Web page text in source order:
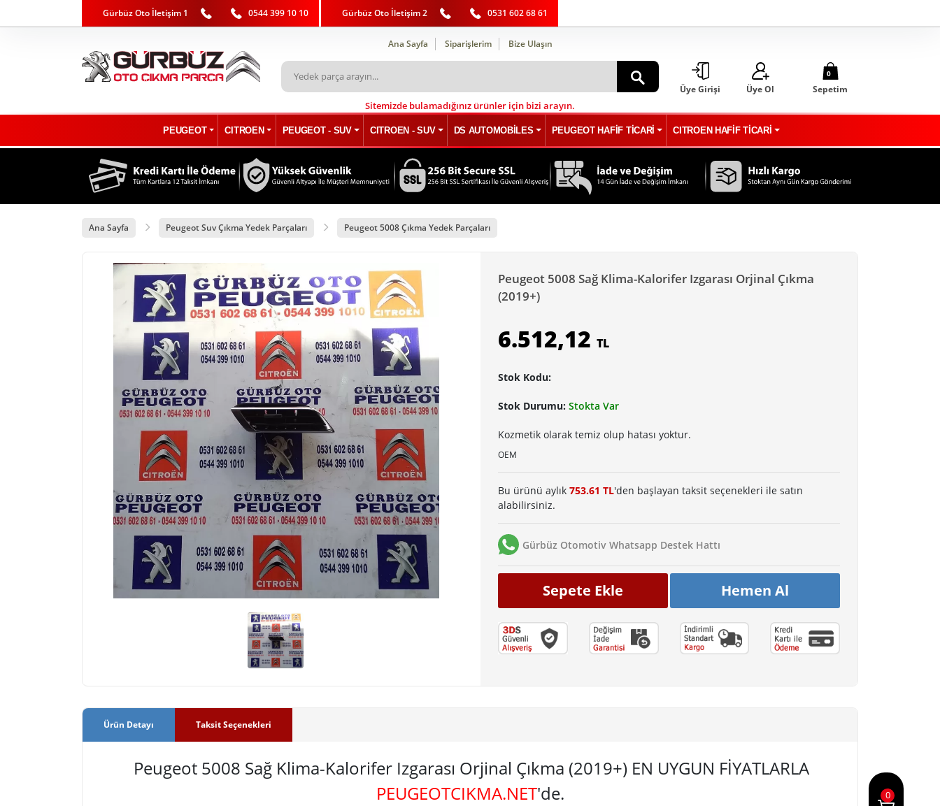
Gürbüz Oto İletişim 1 0544 399 10 10 Gürbüz Oto İletişim 2 0531 602 68 61
Ana Sayfa Siparişlerim Bize Ulaşın
Sitemizde bulamadığınız ürünler için bizi arayın.
Üye Girişi Üye Ol
0
Sepetim
PEUGEOT CITROEN PEUGEOT - SUV CITROEN - SUV DS AUTOMOBİLES PEUGEOT HAFİF TİCARİ CITROEN HAFİF TİCARİ
Ana Sayfa Peugeot Suv Çıkma Yedek Parçaları Peugeot 5008 Çıkma Yedek Parçaları
Peugeot 5008 Sağ Klima-Kalorifer Izgarası Orjinal Çıkma
(2019+)
6.512,12 TL
Stok Kodu:
Stok Durumu: Stokta Var
Kozmetik olarak temiz olup hatası yoktur.
OEM
Bu ürünü aylık 753.61 TL'den başlayan taksit seçenekleri ile satın
alabilirsiniz.
Gürbüz Otomotiv Whatsapp Destek Hattı
Sepete Ekle Hemen Al
Ürün Detayı Taksit Seçenekleri
Peugeot 5008 Sağ Klima-Kalorifer Izgarası Orjinal Çıkma (2019+) EN UYGUN FİYATLARLA
PEUGEOTCIKMA.NET'de. 0